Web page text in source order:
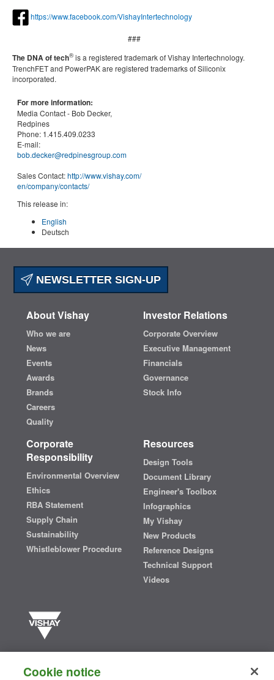
https://www.facebook.com/VishayIntertechnology
###
The DNA of tech®is a registered trademark of Vishay Intertechnology.
TrenchFET and PowerPAK are registered trademarks of Siliconix
incorporated.
For more information:
Media Contact - Bob Decker,
Redpines
Phone: 1.415.409.0233
E-mail:
bob.decker@redpinesgroup.com
Sales Contact:http://www.vishay.com/
en/company/contacts/
This release in:
English
Deutsch
NEWSLETTER SIGN-UP
About Vishay
Who we are
News
Events
Awards
Brands
Careers
Quality
Investor Relations
Corporate Overview
Executive Management
Financials
Governance
Stock Info
Corporate
Responsibility
Environmental Overview
Ethics
RBA Statement
Supply Chain
Sustainability
Whistleblower Procedure
Resources
Design Tools
Document Library
Engineer's Toolbox
Infographics
My Vishay
New Products
Reference Designs
Technical Support
Videos
semiconductors and passive electronic components that are
essential to innovative designs in the automotive, industrial,
Cookie notice